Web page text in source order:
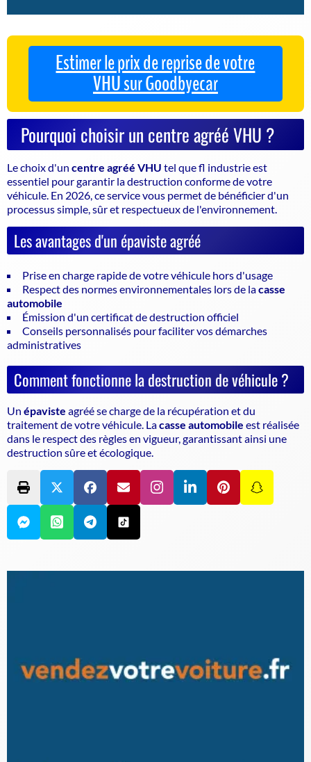
Estimer le prix de reprise de votre
VHU sur Goodbyecar
Pourquoi choisir un centre agréé VHU ?
Le choix d'un centre agréé VHU tel que fl industrie est
essentiel pour garantir ladestruction conforme de votre
véhicule . En 2026, ce service vous permet de bénéficier d'un
processus simple, sûr et respectueux de l'environnement.
Les avantages d'un épaviste agréé
Prise en charge rapide de votre véhicule hors d'usage
Respect des normes environnementales lors de lacasse
automobile
Émission d'un certificat de destruction officiel
Conseils personnalisés pour faciliter vos démarches
administratives
Comment fonctionne la destruction de véhicule ?
Un épaviste agréé se charge de la récupération et du
traitement de votre véhicule. Lacasse automobile est réalisée
dans le respect des règles en vigueur, garantissant ainsi une
destruction sûre et écologique.